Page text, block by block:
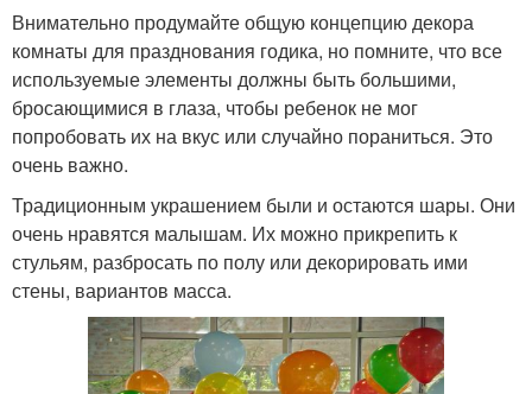
Внимательно продумайте общую концепцию декора
комнаты для празднования годика, но помните, что все
используемые элементы должны быть большими,
бросающимися в глаза, чтобы ребенок не мог
попробовать их на вкус или случайно пораниться. Это
очень важно.
Традиционным украшением были и остаются шары. Они
очень нравятся малышам. Их можно прикрепить к
стульям, разбросать по полу или декорировать ими
стены, вариантов масса.